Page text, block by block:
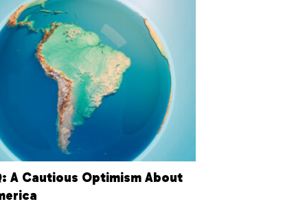
A Cautious Optimism About